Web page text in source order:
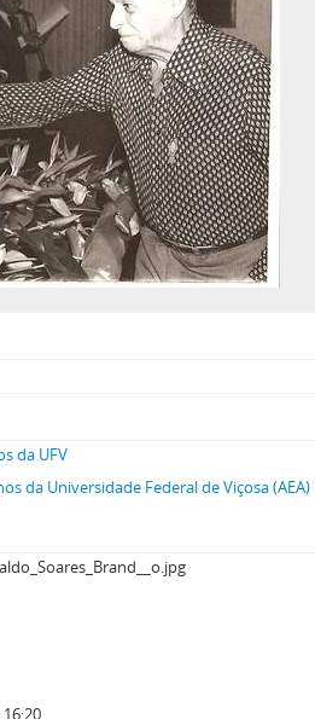
da UFV
da Universidade Federal de Viçosa (AEA)